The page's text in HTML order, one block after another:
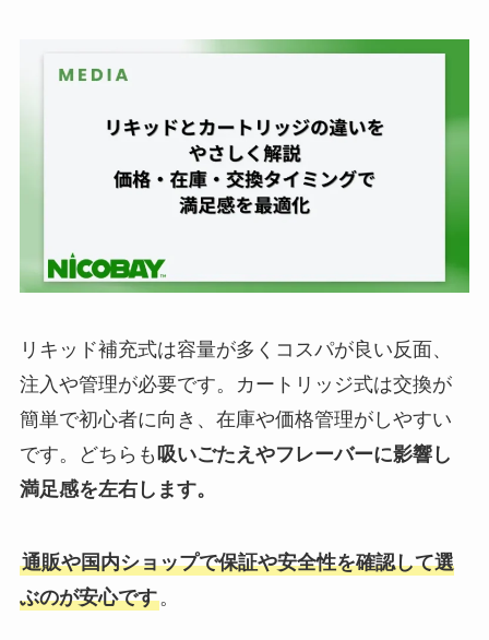
リキッド補充式は容量が多くコスパが良い反面、
注入や管理が必要です。カートリッジ式は交換が
簡単で初心者に向き、在庫や価格管理がしやすい
です。どちらも 吸いごたえやフレーバーに影響し
満足感を左右します。
通販や国内ショップで保証や安全性を確認して選
ぶのが安心です。